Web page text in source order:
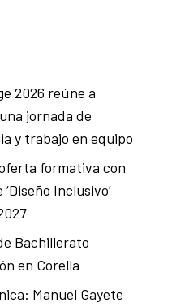
2026 reúne a
jornada de
y trabajo en equipo
formativa con
Inclusivo’
Bachillerato
en Corella
Manuel Gayete